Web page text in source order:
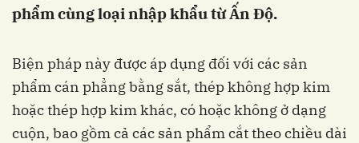
phẩm cùng loại nhập khẩu từ Ấn Độ.
Biện pháp này được áp dụng đối với các sản
phẩm cán phẳng bằng sắt, thép không hợp kim
hoặc thép hợp kim khác, có hoặc không ở dạng
cuộn, bao gồm cả các sản phẩm cắt theo chiều dài